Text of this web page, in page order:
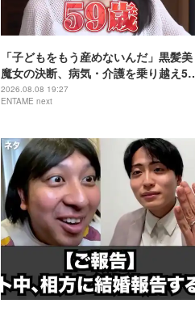
「子どもをもう産めないんだ」黒髪美
魔女の決断、病気・介護を乗り越え56
歳で“おばあちゃん”に
2026.08.08 19:27
ENTAME next